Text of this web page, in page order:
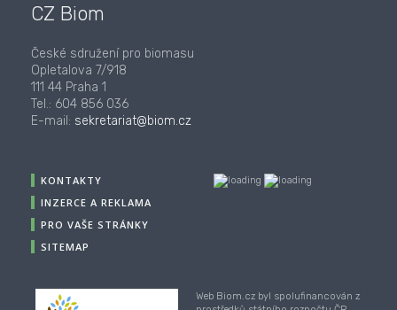
CZ Biom
České sdružení pro biomasu
Opletalova 7/918
111 44 Praha 1
Tel.: 604 856 036
E-mail: sekretariat@biom.cz
KONTAKTY
INZERCE A REKLAMA
PRO VAŠE STRÁNKY
SITEMAP
Web Biom.cz byl spolufinancován z